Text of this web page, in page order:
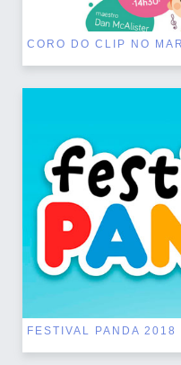
CORO DO CLIP NO
FESTIVAL PANDA 2018